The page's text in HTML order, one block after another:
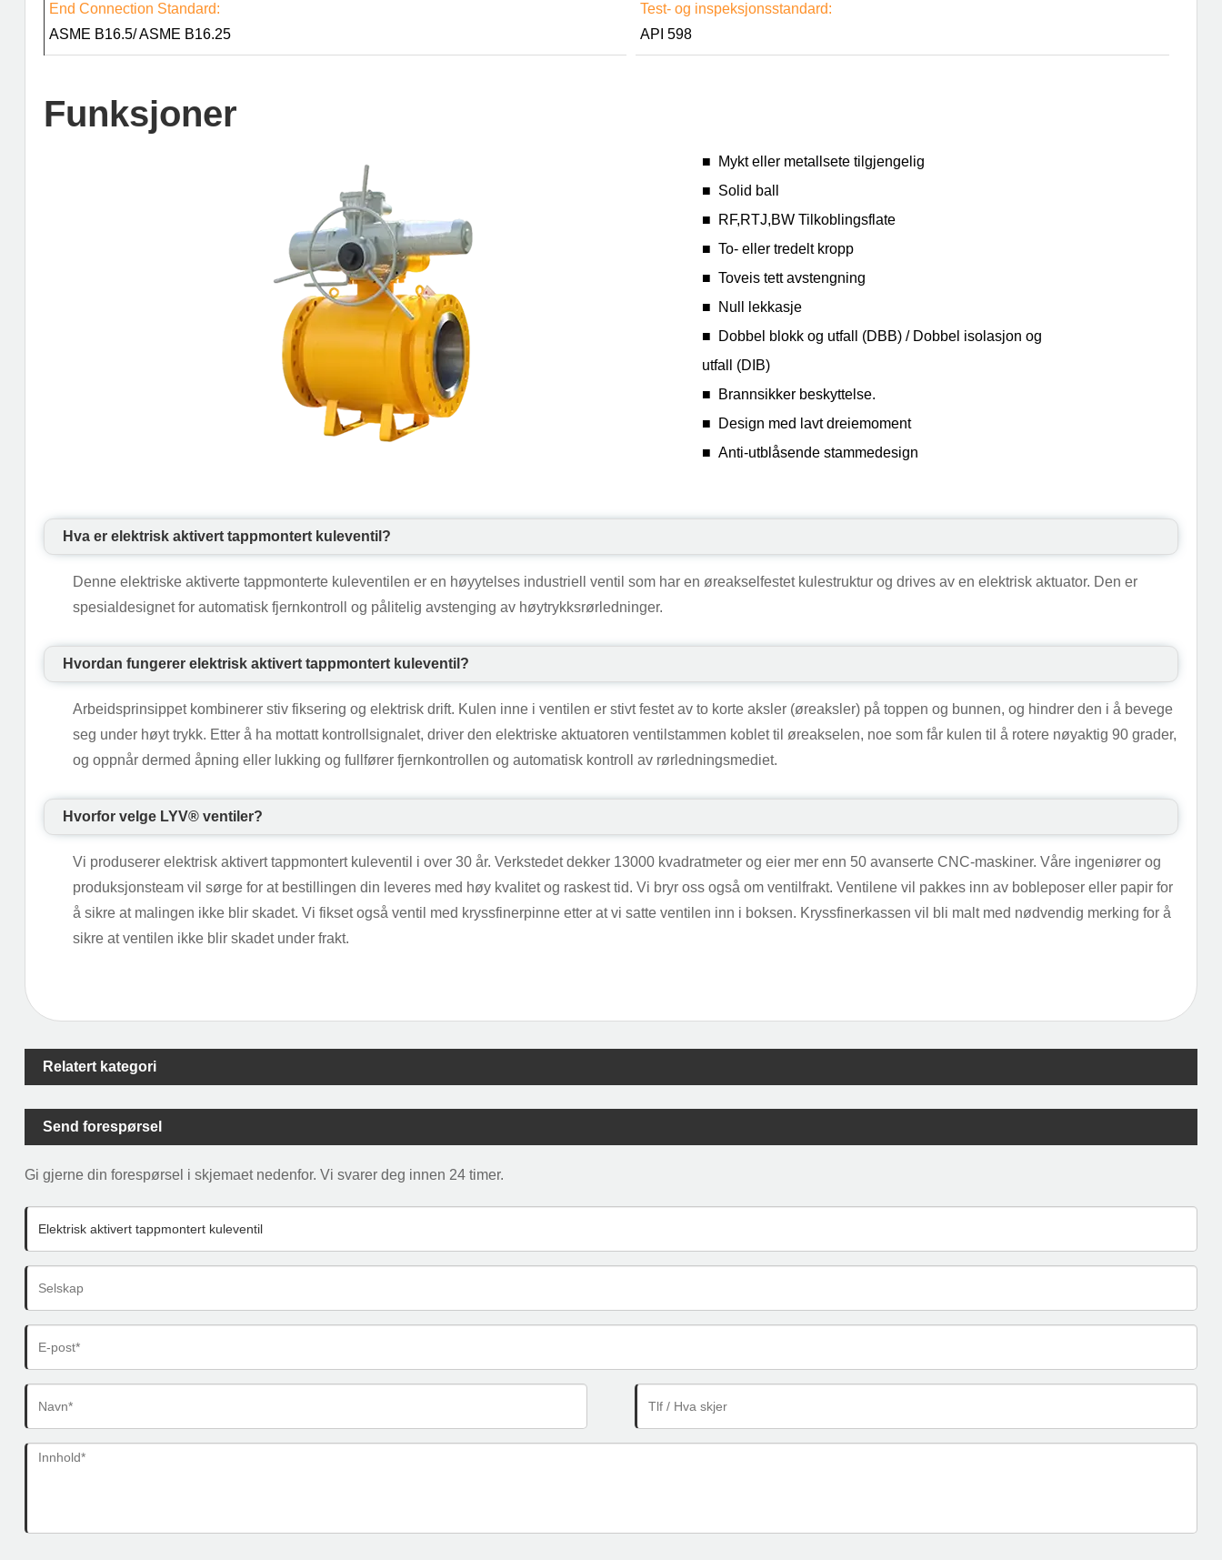
End Connection Standard:
ASME B16.5/ ASME B16.25
Test- og inspeksjonsstandard:
API 598
Funksjoner
■ Mykt eller metallsete tilgjengelig
■ Solid ball
■ RF,RTJ,BW Tilkoblingsflate
■ To- eller tredelt kropp
■ Toveis tett avstengning
■ Null lekkasje
■ Dobbel blokk og utfall (DBB) / Dobbel isolasjon og
utfall (DIB)
■ Brannsikker beskyttelse.
■ Design med lavt dreiemoment
■ Anti-utblåsende stammedesign
Hva er elektrisk aktivert tappmontert kuleventil?
Denne elektriske aktiverte tappmonterte kuleventilen er en høyytelses industriell ventil som har en øreakselfestet kulestruktur og drives av en elektrisk aktuator. Den er
spesialdesignet for automatisk fjernkontroll og pålitelig avstenging av høytrykksrørledninger.
Hvordan fungerer elektrisk aktivert tappmontert kuleventil?
Arbeidsprinsippet kombinerer stiv fiksering og elektrisk drift. Kulen inne i ventilen er stivt festet av to korte aksler (øreaksler) på toppen og bunnen, og hindrer den i å bevege
seg under høyt trykk. Etter å ha mottatt kontrollsignalet, driver den elektriske aktuatoren ventilstammen koblet til øreakselen, noe som får kulen til å rotere nøyaktig 90 grader,
og oppnår dermed åpning eller lukking og fullfører fjernkontrollen og automatisk kontroll av rørledningsmediet.
Hvorfor velge LYV®️ ventiler?
Vi produserer elektrisk aktivert tappmontert kuleventil i over 30 år. Verkstedet dekker 13000 kvadratmeter og eier mer enn 50 avanserte CNC-maskiner. Våre ingeniører og
produksjonsteam vil sørge for at bestillingen din leveres med høy kvalitet og raskest tid. Vi bryr oss også om ventilfrakt. Ventilene vil pakkes inn av bobleposer eller papir for
å sikre at malingen ikke blir skadet. Vi fikset også ventil med kryssfinerpinne etter at vi satte ventilen inn i boksen. Kryssfinerkassen vil bli malt med nødvendig merking for å
sikre at ventilen ikke blir skadet under frakt.
Relatert kategori
Send forespørsel
Gi gjerne din forespørsel i skjemaet nedenfor. Vi svarer deg innen 24 timer.